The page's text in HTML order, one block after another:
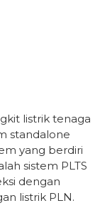
listrik tenaga
standalone
yang berdiri
sistem PLTS
dengan
listrik PLN.